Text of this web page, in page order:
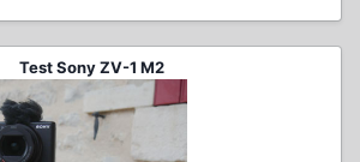
Test Sony ZV-1 M2